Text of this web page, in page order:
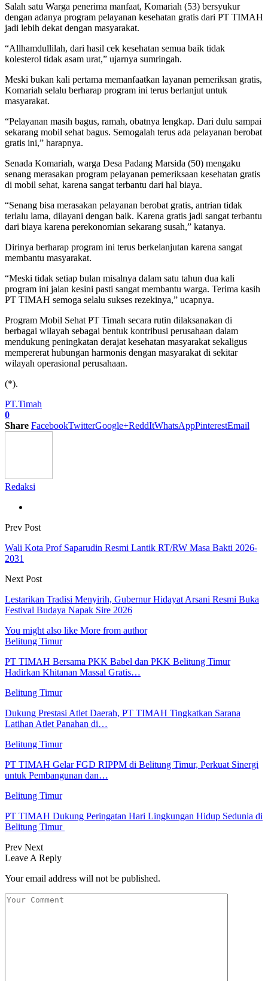
Salah satu Warga penerima manfaat, Komariah (53) bersyukur
dengan adanya program pelayanan kesehatan gratis dari PT TIMAH
jadi lebih dekat dengan masyarakat.
“Allhamdullilah, dari hasil cek kesehatan semua baik tidak
kolesterol tidak asam urat,” ujarnya sumringah.
Meski bukan kali pertama memanfaatkan layanan pemeriksan gratis,
Komariah selalu berharap program ini terus berlanjut untuk
masyarakat.
“Pelayanan masih bagus, ramah, obatnya lengkap. Dari dulu sampai
sekarang mobil sehat bagus. Semogalah terus ada pelayanan berobat
gratis ini,” harapnya.
Senada Komariah, warga Desa Padang Marsida (50) mengaku
senang merasakan program pelayanan pemeriksaan kesehatan gratis
di mobil sehat, karena sangat terbantu dari hal biaya.
“Senang bisa merasakan pelayanan berobat gratis, antrian tidak
terlalu lama, dilayani dengan baik. Karena gratis jadi sangat terbantu
dari biaya karena perekonomian sekarang susah,” katanya.
Dirinya berharap program ini terus berkelanjutan karena sangat
membantu masyarakat.
“Meski tidak setiap bulan misalnya dalam satu tahun dua kali
program ini jalan kesini pasti sangat membantu warga. Terima kasih
PT TIMAH semoga selalu sukses rezekinya,” ucapnya.
Program Mobil Sehat PT Timah secara rutin dilaksanakan di
berbagai wilayah sebagai bentuk kontribusi perusahaan dalam
mendukung peningkatan derajat kesehatan masyarakat sekaligus
mempererat hubungan harmonis dengan masyarakat di sekitar
wilayah operasional perusahaan.
(*).
PT.Timah
0
Share FacebookTwitterGoogle+ReddItWhatsAppPinterestEmail
Redaksi
Prev Post
Wali Kota Prof Saparudin Resmi Lantik RT/RW Masa Bakti 2026-
2031
Next Post
Lestarikan Tradisi Menyirih, Gubernur Hidayat Arsani Resmi Buka
Festival Budaya Napak Sire 2026
You might also like More from author
Belitung Timur
PT TIMAH Bersama PKK Babel dan PKK Belitung Timur
Hadirkan Khitanan Massal Gratis…
Belitung Timur
Dukung Prestasi Atlet Daerah, PT TIMAH Tingkatkan Sarana
Latihan Atlet Panahan di…
Belitung Timur
PT TIMAH Gelar FGD RIPPM di Belitung Timur, Perkuat Sinergi
untuk Pembangunan dan…
Belitung Timur
PT TIMAH Dukung Peringatan Hari Lingkungan Hidup Sedunia di
Belitung Timur
Prev Next
Leave A Reply
Your email address will not be published.